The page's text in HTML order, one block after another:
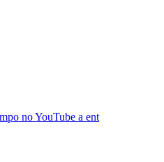
no YouTube a ent